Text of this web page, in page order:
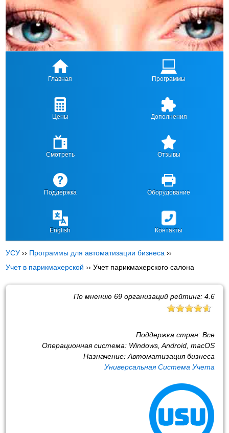
Главная Программы
Цены Дополнения
Смотреть Отзывы
Поддержка Оборудование
English Контакты
УСУ ›› Программы для автоматизации бизнеса ››
Учет в парикмахерской ››Учет парикмахерского салона
По мнению 69организаций рейтинг: 4.6
Поддержка стран: Все
Операционная система: Windows, Android, macOS
Назначение: Автоматизация бизнеса
Универсальная Система Учета